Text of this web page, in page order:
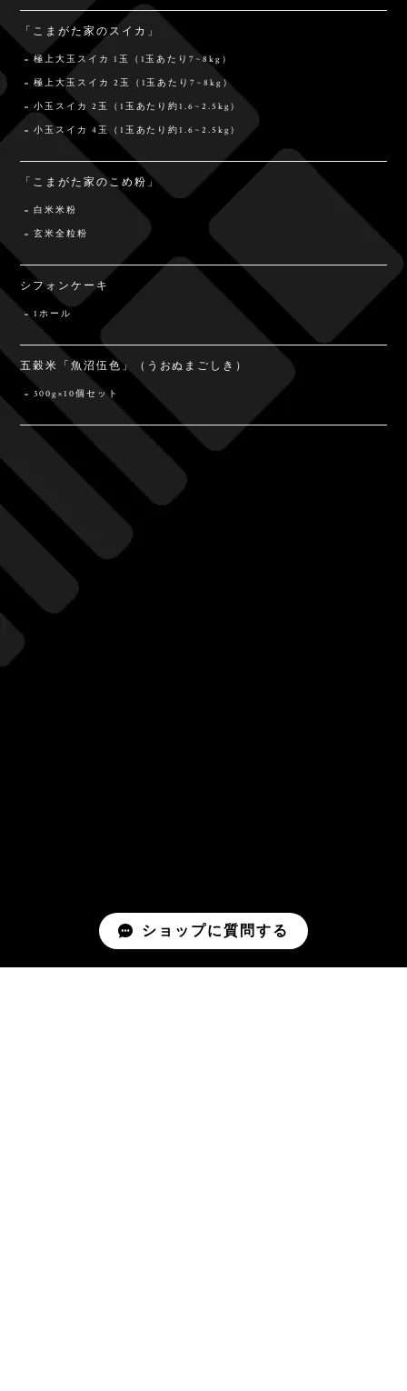
「こまがた家のスイカ」
極上大玉スイカ 1玉（1玉あたり7~8kg）
極上大玉スイカ 2玉（1玉あたり7~8kg）
小玉スイカ 2玉（1玉あたり約1.6~2.5kg）
小玉スイカ 4玉（1玉あたり約1.6~2.5kg）
「こまがた家のこめ粉」
白米米粉
玄米全粒粉
シフォンケーキ
1ホール
五穀米「魚沼伍色」（うおぬまごしき）
300g×10個セット
ショップに質問する